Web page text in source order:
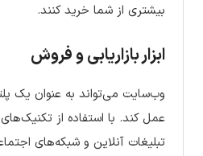
بیشتری از شما خرید کنند.
ابزار بازاریابی و فروش
وب‌سایت می‌تواند به عنوان یک
عمل کند. با استفاده از تکنیک‌های
تبلیغات آنلاین و شبکه‌های